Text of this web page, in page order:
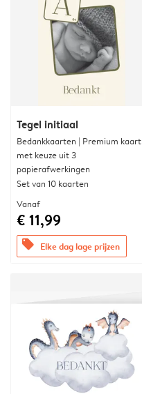
Tegel initiaal
Bedankkaarten | Premium kaart
met keuze uit 3
papierafwerkingen
Set van 10 kaarten
Vanaf
€ 11,99
offers Elke dag lage prijzen